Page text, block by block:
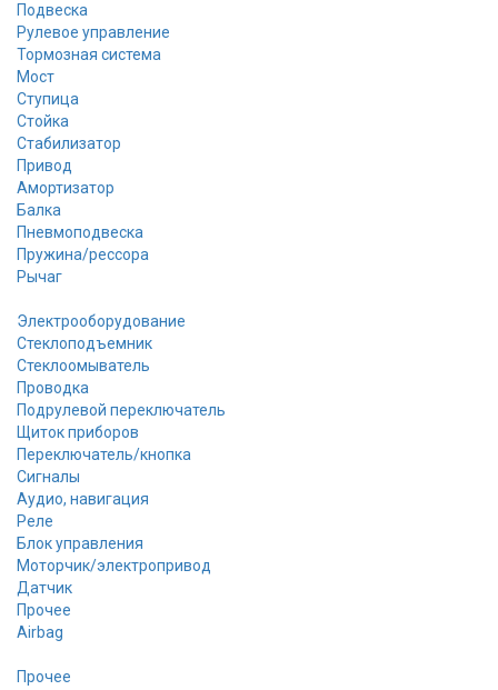
Подвеска
Рулевое управление
Тормозная система
Мост
Ступица
Стойка
Стабилизатор
Привод
Амортизатор
Балка
Пневмоподвеска
Пружина/рессора
Рычаг
Электрооборудование
Стеклоподъемник
Стеклоомыватель
Проводка
Подрулевой переключатель
Щиток приборов
Переключатель/кнопка
Сигналы
Аудио, навигация
Реле
Блок управления
Моторчик/электропривод
Датчик
Прочее
Airbag
Прочее